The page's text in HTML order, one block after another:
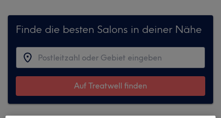
Finde die besten Salons in deiner Nähe
Auf Treatwell finden